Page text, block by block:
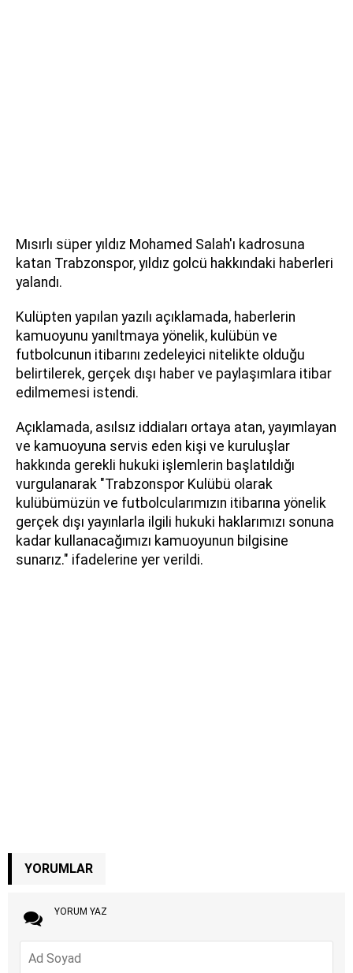
Mısırlı süper yıldız Mohamed Salah'ı kadrosuna
katan Trabzonspor, yıldız golcü hakkındaki haberleri
yalandı.
Kulüpten yapılan yazılı açıklamada, haberlerin
kamuoyunu yanıltmaya yönelik, kulübün ve
futbolcunun itibarını zedeleyici nitelikte olduğu
belirtilerek, gerçek dışı haber ve paylaşımlara itibar
edilmemesi istendi.
Açıklamada, asılsız iddiaları ortaya atan, yayımlayan
ve kamuoyuna servis eden kişi ve kuruluşlar
hakkında gerekli hukuki işlemlerin başlatıldığı
vurgulanarak "Trabzonspor Kulübü olarak
kulübümüzün ve futbolcularımızın itibarına yönelik
gerçek dışı yayınlarla ilgili hukuki haklarımızı sonuna
kadar kullanacağımızı kamuoyunun bilgisine
sunarız." ifadelerine yer verildi.
YORUMLAR
YORUM YAZ